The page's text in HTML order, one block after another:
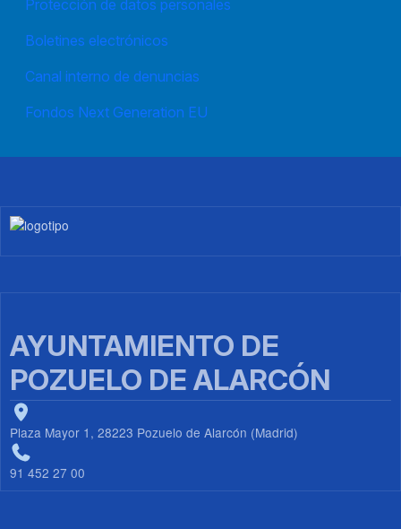
Protección de datos personales
Boletines electrónicos
Canal interno de denuncias
Fondos Next Generation EU
Imagen
AYUNTAMIENTO DE
POZUELO DE ALARCÓN
Plaza Mayor 1, 28223 Pozuelo de Alarcón (Madrid)
91 452 27 00